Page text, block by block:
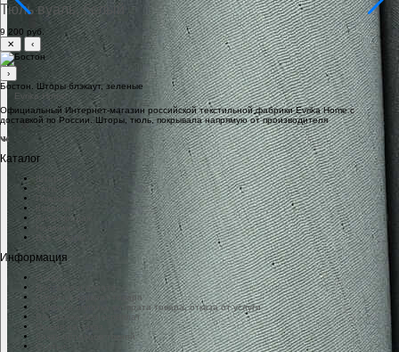
Тюль вуаль, белый
9 200 руб.
✕
‹
›
Бостон. Шторы блэкаут, зеленые
Официальный Интернет-магазин российской текстильной фабрики Evrika Home c
доставкой по России. Шторы, тюль, покрывала напрямую от производителя
Каталог
Шторы
Тюль
Покрывала
Коврики
Хиты продаж
Новинки
Все товары
Информация
О нас
Доставка и оплата
Обмен и возврат товара
Правила оплаты, возврата товара, отказа от услуги
Рассрочка без переплат
Пошив на заказ
Заказ образцов тканей
Статьи